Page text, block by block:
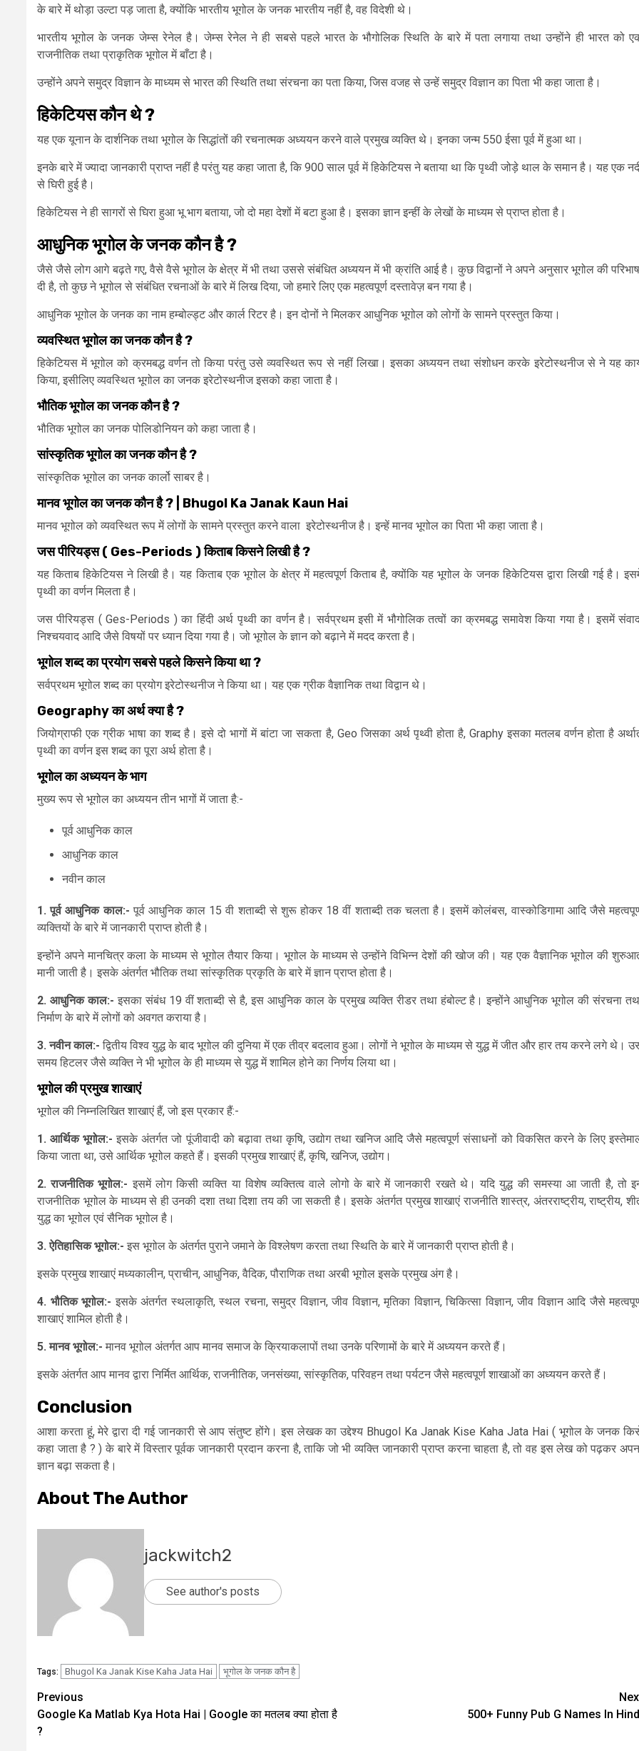
के बारे में थोड़ा उल्टा पड़ जाता है, क्योंकि भारतीय भूगोल के जनक भारतीय नहीं है, वह विदेशी थे।
भारतीय भूगोल के जनक जेम्स रेनेल है। जेम्स रेनेल ने ही सबसे पहले भारत के भौगोलिक स्थिति के बारे में पता लगाया तथा उन्होंने ही भारत को
राजनीतिक तथा प्राकृतिक भूगोल में बाँटा है।
उन्होंने अपने समुद्र विज्ञान के माध्यम से भारत की स्थिति तथा संरचना का पता किया, जिस वजह से उन्हें समुद्र विज्ञान का पिता भी कहा जाता है।
हिकेटियसकौन थे ?
यह एक यूनान के दार्शनिक तथा भूगोल के सिद्धांतों की रचनात्मक अध्ययन करने वाले प्रमुख व्यक्ति थे। इनका जन्म 550 ईसा पूर्व में हुआ था।
इनके बारे में ज्यादा जानकारी प्राप्त नहीं है परंतु यह कहा जाता है, कि 900 साल पूर्व में हिकेटियस ने बताया था कि पृथ्वी जोड़े थाल के समान है। यह एक
से घिरी हुई है।
हिकेटियस ने ही सागरों से घिरा हुआ भू भाग बताया, जो दो महा देशों में बटा हुआ है। इसका ज्ञान इन्हीं के लेखों के माध्यम से प्राप्त होता है।
आधुनिकभूगोलकेजनककौनहै ?
जैसे जैसे लोग आगे बढ़ते गए, वैसे वैसे भूगोल के क्षेत्र में भी तथा उससे संबंधित अध्ययन में भी क्रांति आई है। कुछ विद्वानों ने अपने अनुसार भूगोल की
दी है, तो कुछ ने भूगोल से संबंधित रचनाओं के बारे में लिख दिया, जो हमारे लिए एक महत्वपूर्ण दस्तावेज़ बन गया है।
आधुनिक भूगोल के जनक का नाम हम्बोल्ड्ट और कार्ल रिटर है। इन दोनों ने मिलकर आधुनिक भूगोल को लोगों के सामने प्रस्तुत किया।
व्यवस्थितभूगोलकाजनककौनहै ?
हिकेटियस में भूगोल को क्रमबद्ध वर्णन तो किया परंतु उसे व्यवस्थित रूप से नहीं लिखा। इसका अध्ययन तथा संशोधन करके इरेटोस्थनीज से ने यह
किया, इसीलिए व्यवस्थित भूगोल का जनक इरेटोस्थनीज इसको कहा जाता है।
भौतिकभूगोलकाजनककौनहै ?
भौतिक भूगोल का जनक पोलिडोनियन को कहा जाता है।
सांस्कृतिकभूगोलकाजनककौनहै ?
सांस्कृतिक भूगोल का जनक कार्लो साबर है।
मानवभूगोलकाजनककौनहै ? | Bhugol Ka Janak Kaun Hai
मानव भूगोल को व्यवस्थित रूप में लोगों के सामने प्रस्तुत करने वाला इरेटोस्थनीज है। इन्हें मानव भूगोल का पिता भी कहा जाता है।
जसपीरियड्स( Ges-Periods )किताबकिसनेलिखीहै ?
यह किताब हिकेटियस ने लिखी है। यह किताब एक भूगोल के क्षेत्र में महत्वपूर्ण किताब है, क्योंकि यह भूगोल के जनक हिकेटियस द्वारा लिखी गई है।
पृथ्वी का वर्णन मिलता है।
जस पीरियड्स ( Ges-Periods ) का हिंदी अर्थ पृथ्वी का वर्णन है। सर्वप्रथम इसी में भौगोलिक तत्वों का क्रमबद्ध समावेश किया गया है। इसमें
निश्चयवाद आदि जैसे विषयों पर ध्यान दिया गया है। जो भूगोल के ज्ञान को बढ़ाने में मदद करता है।
भूगोलशब्दकाप्रयोगसबसेपहलेकिसनेकियाथा ?
सर्वप्रथम भूगोल शब्द का प्रयोग इरेटोस्थनीज ने किया था। यह एक ग्रीक वैज्ञानिक तथा विद्वान थे।
Geographyकाअर्थक्याहै ?
जियोग्राफी एक ग्रीक भाषा का शब्द है। इसे दो भागों में बांटा जा सकता है, Geo जिसका अर्थ पृथ्वी होता है, Graphy इसका मतलब वर्णन होता है
पृथ्वी का वर्णन इस शब्द का पूरा अर्थ होता है।
भूगोलकाअध्ययनकेभाग
मुख्य रूप से भूगोल का अध्ययन तीन भागों में जाता है:-
पूर्व आधुनिक काल
आधुनिक काल
नवीन काल
1. पूर्व आधुनिक काल:- पूर्व आधुनिक काल 15 वी शताब्दी से शुरू होकर 18 वीं शताब्दी तक चलता है। इसमें कोलंबस, वास्कोडिगामा आदि जैसे
व्यक्तियों के बारे में जानकारी प्राप्त होती है।
इन्होंने अपने मानचित्र कला के माध्यम से भूगोल तैयार किया। भूगोल के माध्यम से उन्होंने विभिन्न देशों की खोज की। यह एक वैज्ञानिक भूगोल की
मानी जाती है। इसके अंतर्गत भौतिक तथा सांस्कृतिक प्रकृति के बारे में ज्ञान प्राप्त होता है।
2. आधुनिक काल:- इसका संबंध 19 वीं शताब्दी से है, इस आधुनिक काल के प्रमुख व्यक्ति रीडर तथा हंबोल्ट है। इन्होंने आधुनिक भूगोल की संरचना
निर्माण के बारे में लोगों को अवगत कराया है।
3. नवीन काल:- द्वितीय विश्व युद्ध के बाद भूगोल की दुनिया में एक तीव्र बदलाव हुआ। लोगों ने भूगोल के माध्यम से युद्ध में जीत और हार तय करने लगे थे।
समय हिटलर जैसे व्यक्ति ने भी भूगोल के ही माध्यम से युद्ध में शामिल होने का निर्णय लिया था।
भूगोलकीप्रमुखशाखाएं
भूगोल की निम्नलिखित शाखाएं हैं, जो इस प्रकार हैं:-
1. आर्थिक भूगोल:- इसके अंतर्गत जो पूंजीवादी को बढ़ावा तथा कृषि, उद्योग तथा खनिज आदि जैसे महत्वपूर्ण संसाधनों को विकसित करने के लिए
किया जाता था, उसे आर्थिक भूगोल कहते हैं। इसकी प्रमुख शाखाएं हैं, कृषि, खनिज, उद्योग।
2. राजनीतिक भूगोल:- इसमें लोग किसी व्यक्ति या विशेष व्यक्तित्व वाले लोगो के बारे में जानकारी रखते थे। यदि युद्ध की समस्या आ जाती है, तो
राजनीतिक भूगोल के माध्यम से ही उनकी दशा तथा दिशा तय की जा सकती है। इसके अंतर्गत प्रमुख शाखाएं राजनीति शास्त्र, अंतरराष्ट्रीय, राष्ट्रीय,
युद्ध का भूगोल एवं सैनिक भूगोल है।
3. ऐतिहासिक भूगोल:- इस भूगोल के अंतर्गत पुराने जमाने के विश्लेषण करता तथा स्थिति के बारे में जानकारी प्राप्त होती है।
इसके प्रमुख शाखाएं मध्यकालीन, प्राचीन, आधुनिक, वैदिक, पौराणिक तथा अरबी भूगोल इसके प्रमुख अंग है।
4. भौतिक भूगोल:- इसके अंतर्गत स्थलाकृति, स्थल रचना, समुद्र विज्ञान, जीव विज्ञान, मृतिका विज्ञान, चिकित्सा विज्ञान, जीव विज्ञान आदि जैसे
शाखाएं शामिल होती है।
5. मानव भूगोल:- मानव भूगोल अंतर्गत आप मानव समाज के क्रियाकलापों तथा उनके परिणामों के बारे में अध्ययन करते हैं।
इसके अंतर्गत आप मानव द्वारा निर्मित आर्थिक, राजनीतिक, जनसंख्या, सांस्कृतिक, परिवहन तथा पर्यटन जैसे महत्वपूर्ण शाखाओं का अध्ययन करते हैं।
Conclusion
आशा करता हूं, मेरे द्वारा दी गई जानकारी से आप संतुष्ट होंगे। इस लेखक का उद्देश्य Bhugol Ka Janak Kise Kaha Jata Hai ( भूगोल के जनक
कहा जाता है ? ) के बारे में विस्तार पूर्वक जानकारी प्रदान करना है, ताकि जो भी व्यक्ति जानकारी प्राप्त करना चाहता है, तो वह इस लेख को पढ़कर
ज्ञान बढ़ा सकता है।
About The Author
jackwitch2
See author's posts
Tags: Bhugol Ka Janak Kise Kaha Jata Hai भूगोल के जनक कौन है
Post
navigation
Previous
Google Ka Matlab Kya Hota Hai | Google का मतलब क्या होता है
?
500+ Funny Pub G Names In